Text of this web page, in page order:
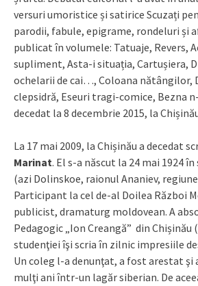
versuri umoristice și satirice Scuzați
parodii, fabule, epigrame, rondeluri și
publicat în volumele: Tatuaje, Revers,
supliment, Asta-i situația, Cartușiera,
ochelarii de cai…, Coloana nătângilor,
clepsidră, Eseuri tragi-comice, Bezna
decedat la 8 decembrie 2015, la
La 17 mai 2009, la Chișinău a decedat
Marinat. El s-a născut la 24 mai 1924
(azi Dolinskoe, raionul Ananiev,
Participant la cel de-al Doilea Război
publicist, dramaturg moldovean. A
Pedagogic „Ion Creangă” din Chișinău
studenţiei îşi scria în zilnic impresiile
Un coleg l-a denunţat, a fost arestat
mulţi ani într-un lagăr siberian. De